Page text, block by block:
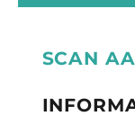
SCAN